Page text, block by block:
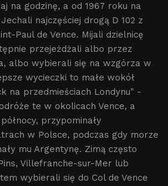
na godzinę, a od 1967 roku na
najczęściej drogą D 102 z
Paul de Vence. Mijali dzielnicę
przejeżdżali albo przez
albo wybierali się na wzgórza w
wycieczki to małe wokół
na przedmieściach Londynu" -
te w okolicach Vence, a
przypominały
w Polsce, podczas gdy morze
mu Argentynę. Zimą często
Villefranche-sur-Mer lub
wybierali się do Col de Vence